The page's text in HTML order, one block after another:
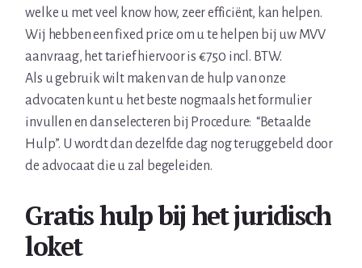
welke u met veel know how, zeer efficiënt, kan helpen.
Wij hebben een fixed price om u te helpen bij uw MVV
aanvraag, het tarief hiervoor is €750 incl. BTW.
Als u gebruik wilt maken van de hulp van onze
advocaten kunt u het beste nogmaals het formulier
invullen en dan selecteren bij Procedure: “Betaalde
Hulp”. U wordt dan dezelfde dag nog teruggebeld door
de advocaat die u zal begeleiden.
Gratis hulp bij het juridisch
loket